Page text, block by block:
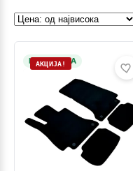
НА ЗАЛИХА
АКЦИЈА!